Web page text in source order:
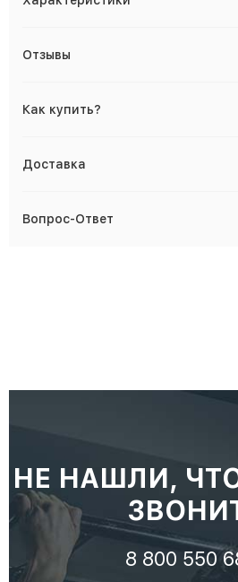
Отзывы
Как купить?
Доставка
Вопрос-Ответ
НЕ НАШЛИ,
8 800 550